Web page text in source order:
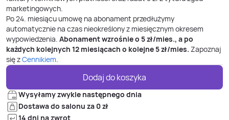
marketingowych.
Po24. miesiącu umowę na abonament przedłużymy
automatycznie na czas nieokreślony z miesięcznym okresem
wypowiedzenia. Abonament wzrośnie o 5zł/mies., a po
każdych kolejnych 12 miesiącach o kolejne5zł/mies. Zapoznaj
się zCennikiem.
Dodaj do koszyka
Wysyłamy zwykle następnego dnia
Dostawa do salonu za 0 zł
14 dni na zwrot